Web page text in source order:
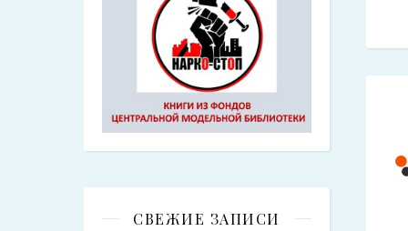
СВЕЖИЕ ЗАПИСИ